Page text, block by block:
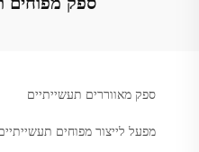
ספק מאווררים תעשייתיים
מפעל לייצור מפוחים